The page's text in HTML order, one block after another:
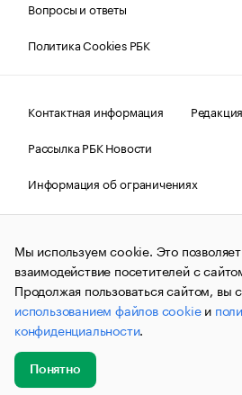
Вопросы и ответы
Политика Cookies РБК
Контактная информация
Редакция
Рассылка РБК Новости
Информация об ограничениях
Правовая информация
О
© АО «РОСБИЗНЕСКОНСАЛТИНГ»,
и материалы информационного
(зарегистрировано Федеральной
связи, информационных технологий
коммуникаций (Роскомнадзор)
№ФС77-63848) сопровождаются
публикации могут содержать
не предназначенную для пользователей
до 18 лет.
Мы используем cookie. Это
взаимодействие посетителей с
Продолжая пользоваться сайтом, вы
использованием файлов cookieи
конфиденциальности.
Понятно